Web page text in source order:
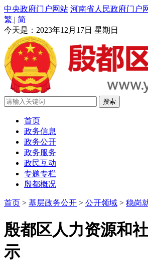
中央政府门户网站 河南省人民政府门户
繁 | 简
今天是： 2023年12月17日 星期日
首页
政务信息
政务公开
政务服务
政民互动
专题专栏
殷都概况
首页 > 基层政务公开 > 公开领域 > 稳岗
殷都区人力资源和
示